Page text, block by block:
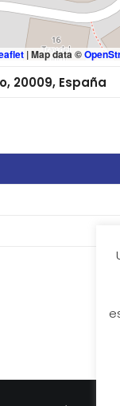
|Map data ©
20009, España